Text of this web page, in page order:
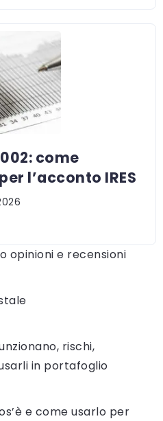
come
l’acconto IRES
opinioni e recensioni
rischi,
in portafoglio
e come usarlo per